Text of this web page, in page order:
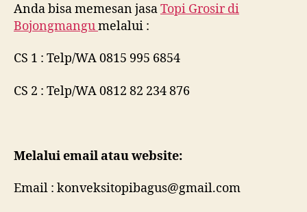
Anda bisa memesan jasaTopi Grosir di
Bojongmangumelalui :
CS 1 : Telp/WA 0815 995 6854
CS 2 : Telp/WA 0812 82 234 876
Melalui email atau website:
Email : konveksitopibagus@gmail.com